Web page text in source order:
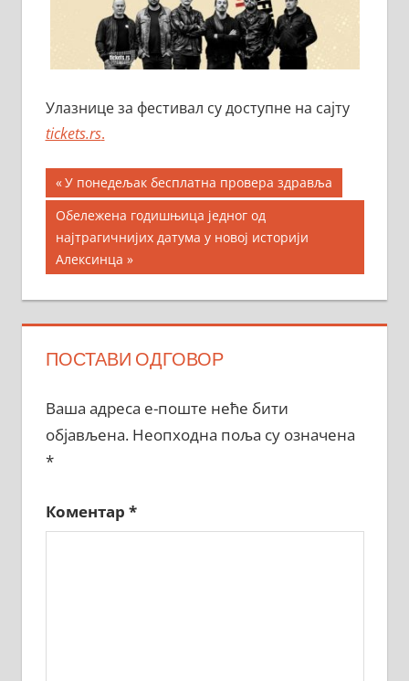
Улазнице за фестивал су доступне на сајту
tickets.rs.
Кретање
чланка
Previous
Post:
У понедељак бесплатна провера здравља
Next
Post:
Обележена годишњица једног од
наjтрагичнијих датума у новој историји
Алексинца
ПОСТАВИ ОДГОВОР
Ваша адреса е-поште неће бити
објављена. Неопходна поља су означена
*
Коментар *